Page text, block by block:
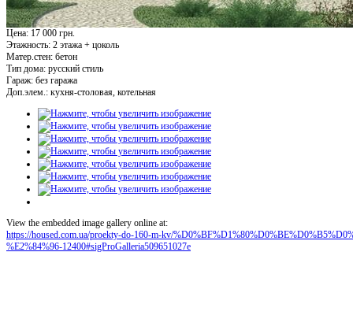
Цена: 17 000 грн.
Этажность: 2 этажа + цоколь
Матер.стен: бетон
Тип дома: русский стиль
Гараж: без гаража
Доп.элем.: кухня-столовая, котельная
View the embedded image gallery online at:
https://housed.com.ua/proekty-do-160-m-kv/
%E2%84%96-12400#sigProGalleria509651027e